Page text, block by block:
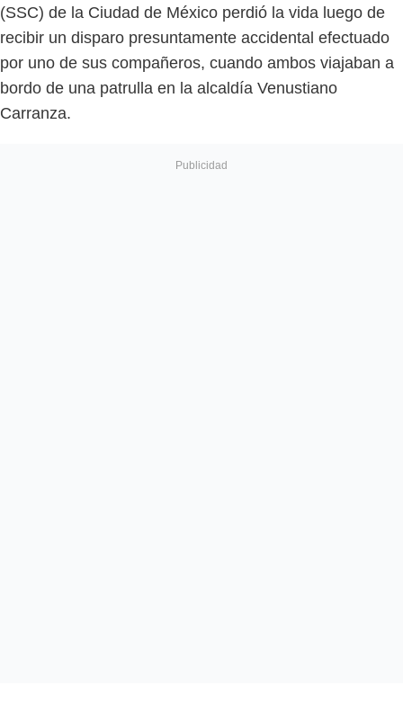
(SSC) de la Ciudad de México perdió la vida luego de
recibir un disparo presuntamente accidental efectuado
por uno de sus compañeros, cuando ambos viajaban a
bordo de una patrulla en la alcaldía Venustiano
Carranza.